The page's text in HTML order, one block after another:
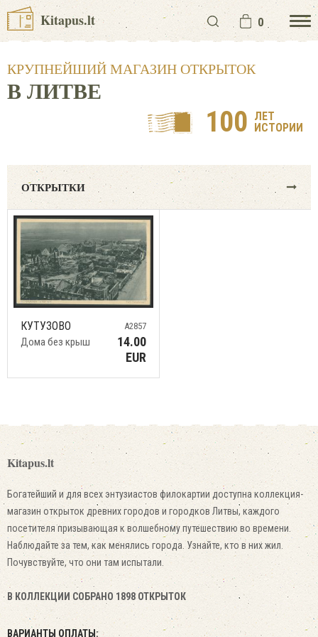
Kitapus.lt 0
КРУПНЕЙШИЙ МАГАЗИН ОТКРЫТОК
В ЛИТВЕ
100 ЛЕТ
ИСТОРИИ
ОТКРЫТКИ
КУТУЗОВО
Дома без крыш
A2857
14.00
EUR
Kitapus.lt
Богатейший и для всех энтузиастов филокартии доступна коллекция-
магазин открыток древних городов и городков Литвы, каждого
посетителя призывающая к волшебному путешествию во времени.
Наблюдайте за тем, как менялись города. Узнайте, кто в них жил.
Почувствуйте, что они там испытали.
В КОЛЛЕКЦИИ СОБРАНО 1898 ОТКРЫТОК
ВАРИАНТЫ ОПЛАТЫ: